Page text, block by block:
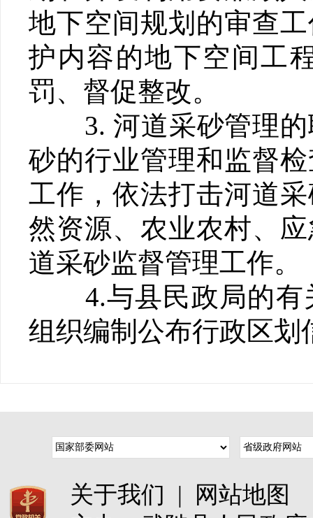
地下空间规划的审查
护内容的地下空间工
罚、督促整改。
3. 河道采砂管理的
砂的行业管理和监督
工作，依法打击河道
然资源、农业农村、
道采砂监督管理工作。
4.与县民政局的有
组织编制公布行政区
关于我们 |
网站地图